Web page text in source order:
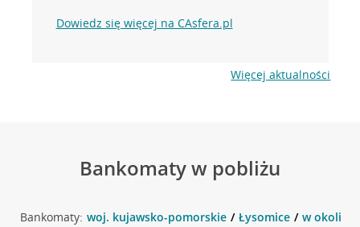
Dowiedz się więcej na CAsfera.pl
Więcej aktualności
Bankomaty w pobliżu
Bankomaty: woj. kujawsko-pomorskie Łysomice w okolicy